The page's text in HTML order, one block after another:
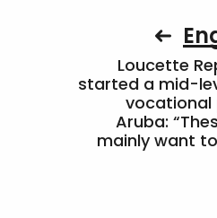
Loucette
started a mid-
vocational
Aruba:
mainly want